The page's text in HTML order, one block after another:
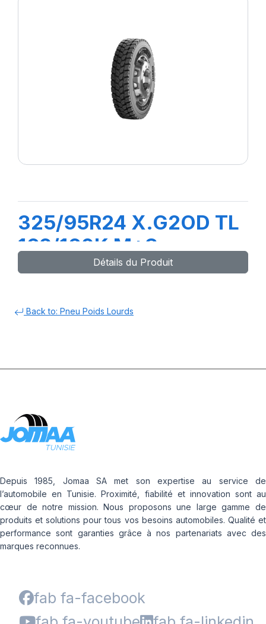
325/95R24 X.G2OD TL
162/160K M+S
Détails du Produit
Back to: Pneu Poids Lourds
Depuis 1985, Jomaa SA met son expertise au service de
l’automobile en Tunisie. Proximité, fiabilité et innovation sont au
cœur de notre mission. Nous proposons une large gamme de
produits et solutions pour tous vos besoins automobiles. Qualité et
performance sont garanties grâce à nos partenariats avec des
marques reconnues.
fab fa-facebook